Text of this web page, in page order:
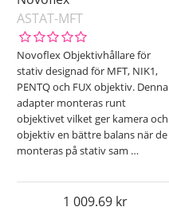
ASTAT-MFT
Novoflex Objektivhållare för
stativ designad för MFT, NIK1,
PENTQ och FUX objektiv. Denna
adapter monteras runt
objektivet vilket ger kamera och
objektiv en bättre balans när de
monteras på stativ sam …
1 009.69